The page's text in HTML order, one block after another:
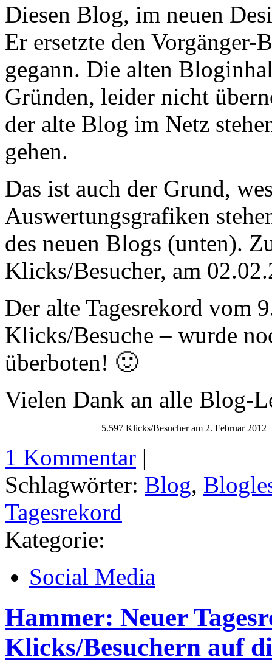
Diesen Blog, im neuen
Er ersetzte den
gegann. Die alten
Gründen, leider nicht
der alte Blog im Netz
gehen.
Das ist auch der Grund,
Auswertungsgrafiken
des neuen Blogs (unten).
Klicks/Besucher, am
Der alte Tagesrekord vom
Klicks/Besuche – wurde
überboten! 🙂
Vielen Dank an alle Blog-
5.597 Klicks/Besucher am 2. Februar 2012
1 Kommentar |
Schlagwörter: Blog,
Tagesrekord
Kategorie:
Social Media
Hammer: Neuer
Klicks/Besuchern auf